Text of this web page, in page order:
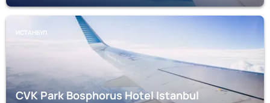
ИСТАНБУЛ
CVK Park Bosphorus Hotel Istanbul